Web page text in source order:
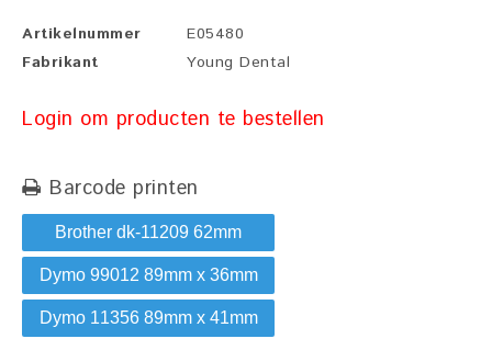
Artikelnummer
E05480
Fabrikant
Young Dental
Login om producten te bestellen
Barcode printen
Brother dk-11209 62mm
Dymo 99012 89mm x 36mm
Dymo 11356 89mm x 41mm